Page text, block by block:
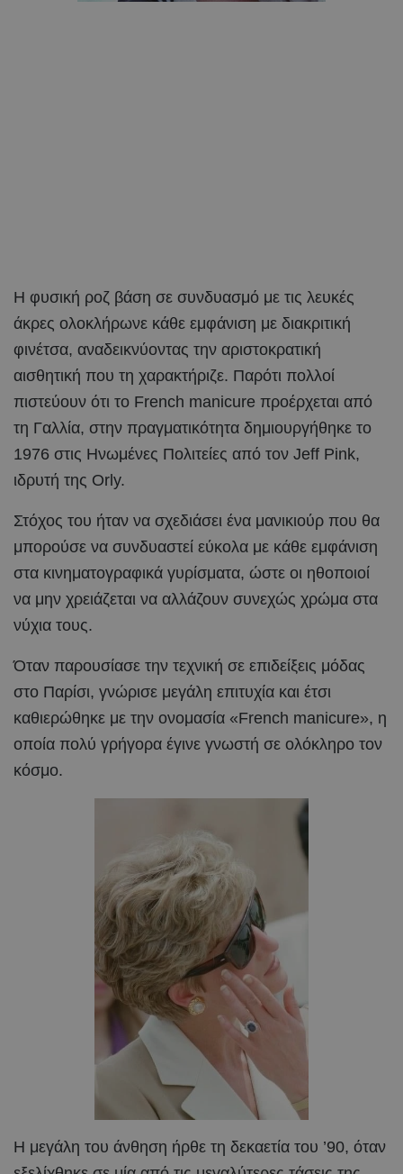
Η φυσική ροζ βάση σε συνδυασμό με τις λευκές
άκρες ολοκλήρωνε κάθε εμφάνιση με διακριτική
φινέτσα, αναδεικνύοντας την αριστοκρατική
αισθητική που τη χαρακτήριζε. Παρότι πολλοί
πιστεύουν ότι το French manicure προέρχεται από
τη Γαλλία, στην πραγματικότητα δημιουργήθηκε το
1976 στις Ηνωμένες Πολιτείες από τον Jeff Pink,
ιδρυτή της Orly.
Στόχος του ήταν να σχεδιάσει ένα μανικιούρ που θα
μπορούσε να συνδυαστεί εύκολα με κάθε εμφάνιση
στα κινηματογραφικά γυρίσματα, ώστε οι ηθοποιοί
να μην χρειάζεται να αλλάζουν συνεχώς χρώμα στα
νύχια τους.
Όταν παρουσίασε την τεχνική σε επιδείξεις μόδας
στο Παρίσι, γνώρισε μεγάλη επιτυχία και έτσι
καθιερώθηκε με την ονομασία «French manicure», η
οποία πολύ γρήγορα έγινε γνωστή σε ολόκληρο τον
κόσμο.
Η μεγάλη του άνθηση ήρθε τη δεκαετία του ’90, όταν